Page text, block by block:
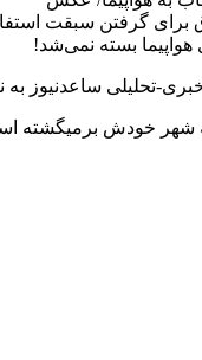
برای گرفتن سبقت
بسته نمی‌شد!
تحلیلی ساعدنیوز